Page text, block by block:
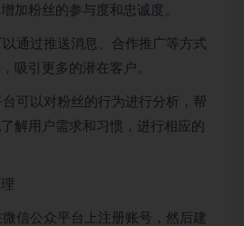
加粉丝的参与度和忠诚度。
通过推送消息、合作推广等方式
吸引更多的潜在客户。
可以对粉丝的行为进行分析，帮
解用户需求和习惯，进行相应的
信公众平台上注册账号，然后建